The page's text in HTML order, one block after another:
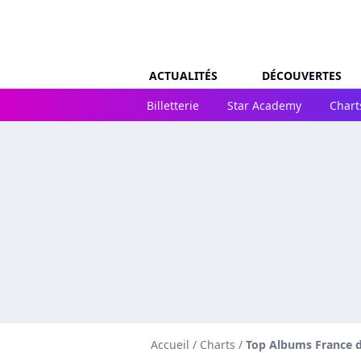
ACTUALITÉS DÉCOUVERTES
Billetterie
Star Academy
Accueil / Charts / Top Albums France